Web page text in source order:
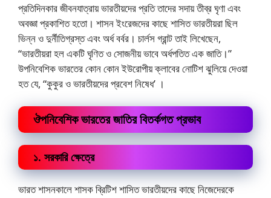
প্রতিদিনকার জীবনযাত্রায় ভারতীয়দের প্রতি তাদের সদায় তীব্র ঘৃণা এবং
অবজ্ঞা প্রকাশিত হতো। শাসন ইংরেজদের কাছে শাসিত ভারতীয়রা ছিল
ভিন্ন ও দুর্নীতিগ্রস্ত এবং অর্ধ বর্বর। চার্লস গ্রান্ট তাই লিখেছেন,
“ভারতীয়রা হল একটি ঘৃণিত ও সোজনীয় ভাবে অর্ধপতিত এক জাতি।”
উপনিবেশিক ভারতের কোন কোন ইউরোপীয় ক্লাবের নোটিশ ঝুলিয়ে দেওয়া
হত যে, “কুকুর ও ভারতীয়দের প্রবেশ নিষেধ’ ।
ঔপনিবেশিক ভারতের জাতির বিতর্কগত প্রভাব
১. সরকারি ক্ষেত্রে
ভারত শাসনকালে শাসক ব্রিটিশ শাসিত ভারতীয়দের কাছে নিজেদেরকে